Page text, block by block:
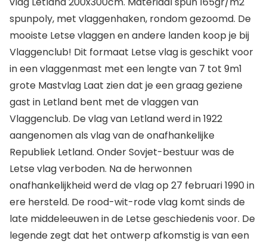
spunpoly, met vlaggenhaken, rondom gezoomd. De
mooiste Letse vlaggen en andere landen koop je bij
Vlaggenclub! Dit formaat Letse vlag is geschikt voor
in een vlaggenmast met een lengte van 7 tot 9m1
grote Mastvlag Laat zien dat je een graag geziene
gast in Letland bent met de vlaggen van
Vlaggenclub. De vlag van Letland werd in 1922
aangenomen als vlag van de onafhankelijke
Republiek Letland. Onder Sovjet-bestuur was de
Letse vlag verboden. Na de herwonnen
onafhankelijkheid werd de vlag op 27 februari 1990 in
ere hersteld. De rood-wit-rode vlag komt sinds de
late middeleeuwen in de Letse geschiedenis voor. De
legende zegt dat het ontwerp afkomstig is van een